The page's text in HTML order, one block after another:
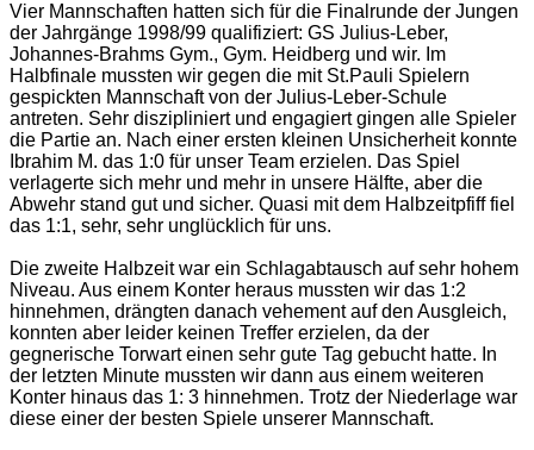
Vier Mannschaften hatten sich für die Finalrunde der Jungen
der Jahrgänge 1998/99 qualifiziert: GS Julius-Leber,
Johannes-Brahms Gym., Gym. Heidberg und wir. Im
Halbfinale mussten wir gegen die mit St.Pauli Spielern
gespickten Mannschaft von der Julius-Leber-Schule
antreten. Sehr diszipliniert und engagiert gingen alle Spieler
die Partie an. Nach einer ersten kleinen Unsicherheit konnte
Ibrahim M. das 1:0 für unser Team erzielen. Das Spiel
verlagerte sich mehr und mehr in unsere Hälfte, aber die
Abwehr stand gut und sicher. Quasi mit dem Halbzeitpfiff fiel
das 1:1, sehr, sehr unglücklich für uns.
Die zweite Halbzeit war ein Schlagabtausch auf sehr hohem
Niveau. Aus einem Konter heraus mussten wir das 1:2
hinnehmen, drängten danach vehement auf den Ausgleich,
konnten aber leider keinen Treffer erzielen, da der
gegnerische Torwart einen sehr gute Tag gebucht hatte. In
der letzten Minute mussten wir dann aus einem weiteren
Konter hinaus das 1: 3 hinnehmen. Trotz der Niederlage war
diese einer der besten Spiele unserer Mannschaft.